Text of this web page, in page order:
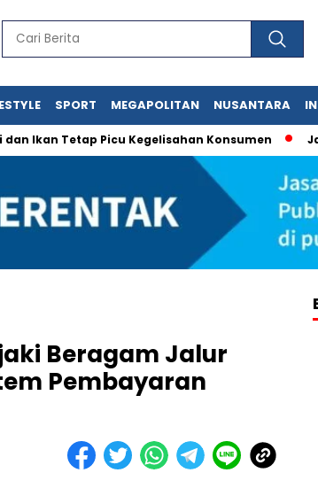
SPORT MEGAPOLITAN NUSANTARA
Tetap Picu Kegelisahan Konsumen Jasa
Beragam Jalur
Pembayaran